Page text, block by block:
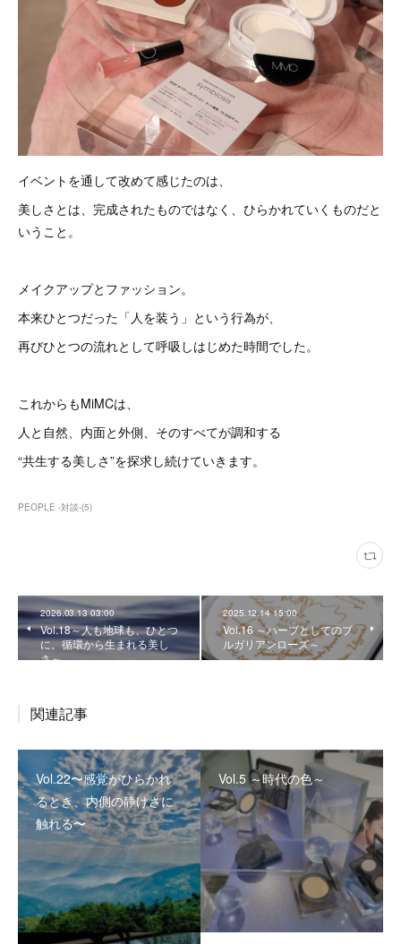
イベントを通して改めて感じたのは、
美しさとは、完成されたものではなく、ひらかれていくものだと
いうこと。
メイクアップとファッション。
本来ひとつだった「人を装う」という行為が、
再びひとつの流れとして呼吸しはじめた時間でした。
これからもMiMCは、
人と自然、内面と外側、そのすべてが調和する
“共生する美しさ”を探求し続けていきます。
PEOPLE -対談-(5)
2026.03.13 03:00
Vol.18～人も地球も、ひとつ
に。循環から生まれる美し
さ～
2025.12.14 15:00
Vol.16 ～ハーブとしてのブ
ルガリアンローズ～
関連記事
Vol.22〜感覚がひらかれ
るとき、内側の静けさに
触れる〜
Vol.5 ～時代の色～